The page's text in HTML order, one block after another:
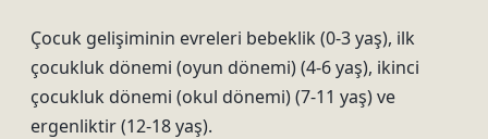
Çocuk gelişiminin evreleri bebeklik (0-3 yaş), ilk
çocukluk dönemi (oyun dönemi) (4-6 yaş), ikinci
çocukluk dönemi (okul dönemi) (7-11 yaş) ve
ergenliktir (12-18 yaş).